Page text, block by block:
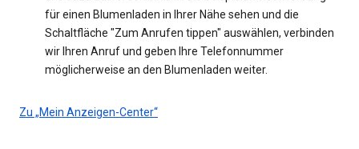
für einen Blumenladen in Ihrer Nähe sehen und die
Schaltfläche "Zum Anrufen tippen" auswählen, verbinden
wir Ihren Anruf und geben Ihre Telefonnummer
möglicherweise an den Blumenladen weiter.
Zu „Mein Anzeigen-Center“